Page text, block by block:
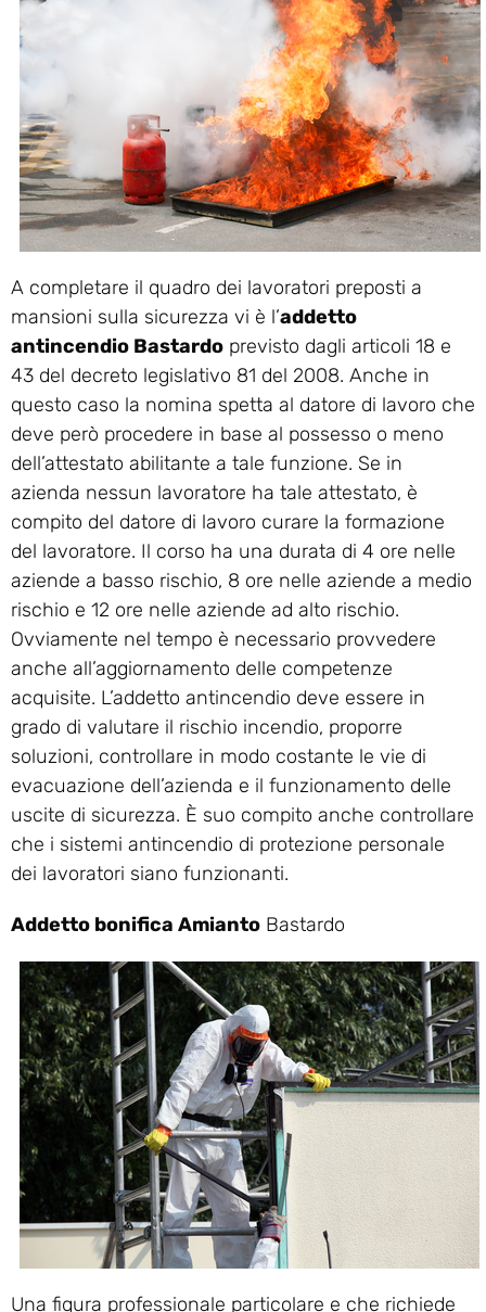
A completare il quadro dei lavoratori preposti a
mansioni sulla sicurezza vi è l’addetto
antincendio Bastardo previsto dagli articoli 18 e
43 del decreto legislativo 81 del 2008. Anche in
questo caso la nomina spetta al datore di lavoro che
deve però procedere in base al possesso o meno
dell’attestato abilitante a tale funzione. Se in
azienda nessun lavoratore ha tale attestato, è
compito del datore di lavoro curare la formazione
del lavoratore. Il corso ha una durata di 4 ore nelle
aziende a basso rischio, 8 ore nelle aziende a medio
rischio e 12 ore nelle aziende ad alto rischio.
Ovviamente nel tempo è necessario provvedere
anche all’aggiornamento delle competenze
acquisite. L’addetto antincendio deve essere in
grado di valutare il rischio incendio, proporre
soluzioni, controllare in modo costante le vie di
evacuazione dell’azienda e il funzionamento delle
uscite di sicurezza. È suo compito anche controllare
che i sistemi antincendio di protezione personale
dei lavoratori siano funzionanti.
Addetto bonifica Amianto Bastardo
Una figura professionale particolare e che richiede